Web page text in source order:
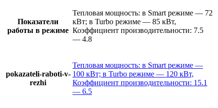
Показатели
работы в режиме
Тепловая мощность: в Smart режиме — 72
кВт; в Turbo режиме — 85 кВт,
Коэффициент производительности: 7.5
— 4.8
pokazateli-raboti-v-
rezhi
Тепловая мощность: в Smart режиме —
100 кВт; в Turbo режиме — 120 кВт,
Коэффициент производительности: 15.1
— 6.5